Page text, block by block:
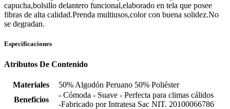
capucha,bolsillo delantero funcional,elaborado en tela que posee
fibras de alta calidad.Prenda multiusos,color con buena solidez.No
se degradan.
Especificaciones
Atributos De Contenido
Materiales
50% Algodón Peruano 50% Poliéster
Beneficios
- Cómoda - Suave - Perfecta para climas cálidos
-Fabricado por Intratesa Sac NIT. 20100066786